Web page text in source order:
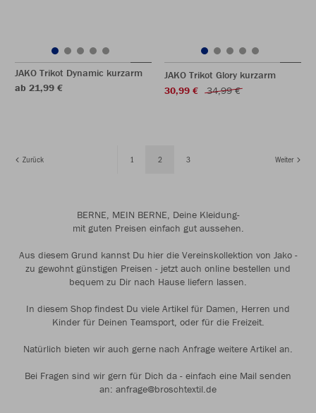
JAKO Trikot Dynamic kurzarm
ab 21,99 €
JAKO Trikot Glory kurzarm
30,99 €
34,99 €
Zurück 1 2 3 Weiter
BERNE, MEIN BERNE, Deine Kleidung-
mit guten Preisen einfach gut aussehen.
Aus diesem Grund kannst Du hier die Vereinskollektion von Jako -
zu gewohnt günstigen Preisen - jetzt auch online bestellen und
bequem zu Dir nach Hause liefern lassen.
In diesem Shop findest Du viele Artikel für Damen, Herren und
Kinder für Deinen Teamsport, oder für die Freizeit.
Natürlich bieten wir auch gerne nach Anfrage weitere Artikel an.
Bei Fragen sind wir gern für Dich da - einfach eine Mail senden
an: anfrage@broschtextil.de